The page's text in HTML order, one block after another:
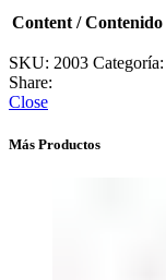
Content / Contenido
SKU: 2003 Categoría:
Share:
Close
Más Productos